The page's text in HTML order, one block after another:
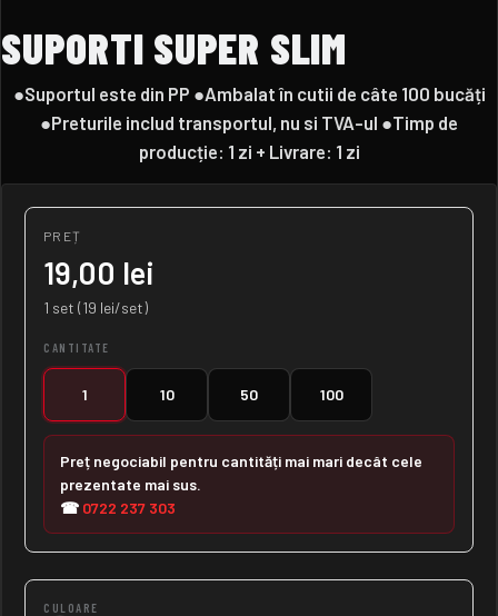
SUPORTI SUPER SLIM
●Suportul este din PP ●Ambalat în cutii de câte 100 bucăți
●Preturile includ transportul, nu si TVA-ul ●Timp de
producție: 1 zi + Livrare: 1 zi
PREȚ
19,00 lei
1 set (19 lei/set)
CANTITATE
1 10 50 100
Preț negociabil pentru cantități mai mari decât cele
prezentate mai sus.
☎ 0722 237 303
CULOARE